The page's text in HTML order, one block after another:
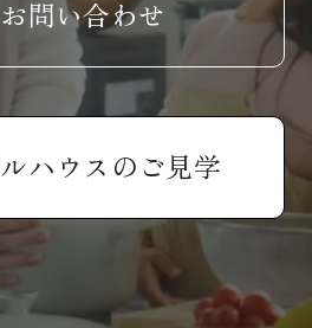
お問い合わせ
ハウスのご見学